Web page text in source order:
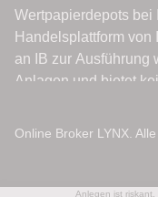
Online Broker LYNX.
Anlegen ist riskant.